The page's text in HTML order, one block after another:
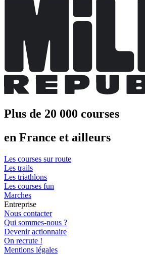
Plus de 20 000 courses
en France et ailleurs
Les courses sur route
Les trails
Les triathlons
Les courses fun
Marches
Entreprise
Nous contacter
Qui sommes-nous ?
Devenir actionnaire
On recrute !
Mentions légales